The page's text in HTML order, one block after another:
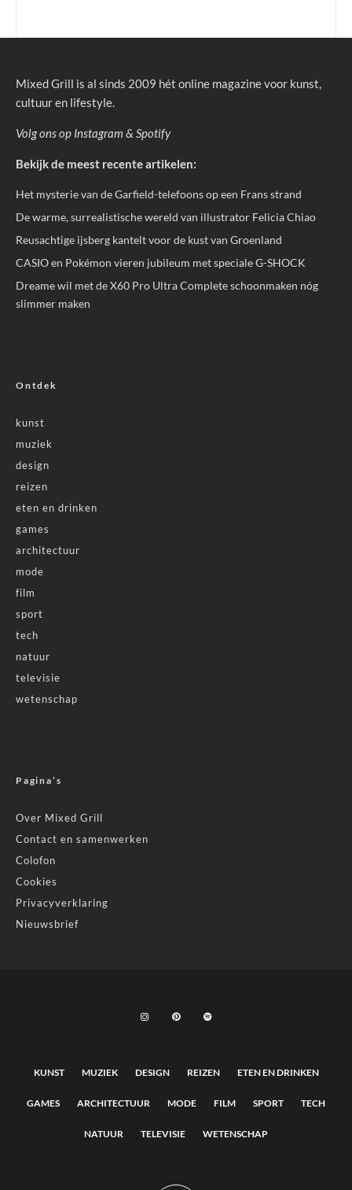
Mixed Grill is al sinds 2009 hét online magazine voor kunst,
cultuur en lifestyle.
Volg ons op Instagram & Spotify
Bekijk de meest recente artikelen:
Het mysterie van de Garfield-telefoons op een Frans strand
De warme, surrealistische wereld van illustrator Felicia Chiao
Reusachtige ijsberg kantelt voor de kust van Groenland
CASIO en Pokémon vieren jubileum met speciale G-SHOCK
Dreame wil met de X60 Pro Ultra Complete schoonmaken nóg
slimmer maken
Ontdek
kunst
muziek
design
reizen
eten en drinken
games
architectuur
mode
film
sport
tech
natuur
televisie
wetenschap
Pagina’s
Over Mixed Grill
Contact en samenwerken
Colofon
Cookies
Privacyverklaring
Nieuwsbrief
KUNST MUZIEK DESIGN REIZEN ETEN EN DRINKEN
GAMES ARCHITECTUUR MODE FILM SPORT TECH
NATUUR TELEVISIE WETENSCHAP